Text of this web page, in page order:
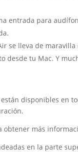
entrada para
Air se lleva de
desde tu Mac. Y
disponibles en
obtener más
en la parte